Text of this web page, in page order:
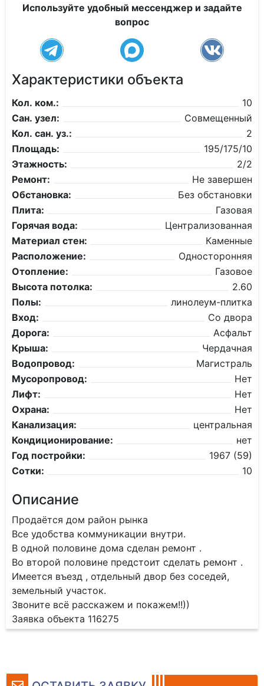
Используйте удобный мессенджер и задайте
вопрос
Характеристики объекта
Кол. ком.:
10
Сан. узел:
Совмещенный
Кол. сан. уз.:
2
Площадь:
195/175/10
Этажность:
2/2
Ремонт:
Не завершен
Обстановка:
Без обстановки
Плита:
Газовая
Горячая вода:
Централизованная
Материал стен:
Каменные
Расположение:
Односторонняя
Отопление:
Газовое
Высота потолка:
2.60
Полы:
линолеум-плитка
Вход:
Со двора
Дорога:
Асфальт
Крыша:
Чердачная
Водопровод:
Магистраль
Мусоропровод:
Нет
Лифт:
Нет
Охрана:
Нет
Канализация:
центральная
Кондиционирование:
нет
Год постройки:
1967 (59)
Сотки:
10
Описание
Продаётся дом район рынка
Все удобства коммуникации внутри.
В одной половине дома сделан ремонт .
Во второй половине предстоит сделать ремонт .
Имеется въезд , отдельный двор без соседей,
земельный участок.
Звоните всё расскажем и покажем!!))
Заявка объекта 116275